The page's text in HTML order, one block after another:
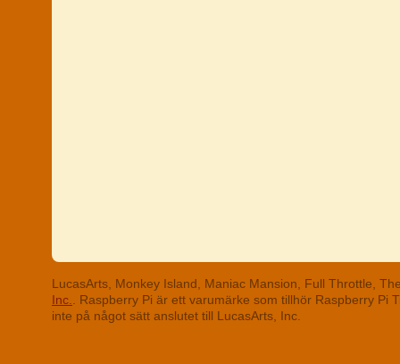
LucasArts, Monkey Island, Maniac Mansion, Full Throttle,
Inc.
. Raspberry Pi är ett varumärke som tillhör Raspberry
inte på något sätt anslutet till LucasArts, Inc.